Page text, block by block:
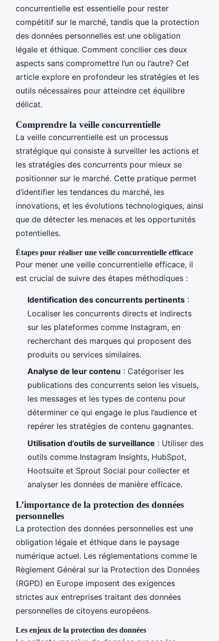
concurrentielle est essentielle pour rester
compétitif sur le marché, tandis que la protection
des données personnelles est une obligation
légale et éthique. Comment concilier ces deux
aspects sans compromettre l’un ou l’autre? Cet
article explore en profondeur les stratégies et les
outils nécessaires pour atteindre cet équilibre
délicat.
Comprendre la veille concurrentielle
La veille concurrentielle est un processus
stratégique qui consiste à surveiller les actions et
les stratégies des concurrents pour mieux se
positionner sur le marché. Cette pratique permet
d’identifier les tendances du marché, les
innovations, et les évolutions technologiques, ainsi
que de détecter les menaces et les opportunités
potentielles.
Étapes pour réaliser une veille concurrentielle efficace
Pour mener une veille concurrentielle efficace, il
est crucial de suivre des étapes méthodiques :
Identification des concurrents pertinents :
Localiser les concurrents directs et indirects
sur les plateformes comme Instagram, en
recherchant des marques qui proposent des
produits ou services similaires.
Analyse de leur contenu : Catégoriser les
publications des concurrents selon les visuels,
les messages et les types de contenu pour
déterminer ce qui engage le plus l’audience et
repérer les stratégies de contenu gagnantes.
Utilisation d’outils de surveillance : Utiliser des
outils comme Instagram Insights, HubSpot,
Hootsuite et Sprout Social pour collecter et
analyser les données de manière efficace.
L’importance de la protection des données
personnelles
La protection des données personnelles est une
obligation légale et éthique dans le paysage
numérique actuel. Les réglementations comme le
Règlement Général sur la Protection des Données
(RGPD) en Europe imposent des exigences
strictes aux entreprises traitant des données
personnelles de citoyens européens.
Les enjeux de la protection des données